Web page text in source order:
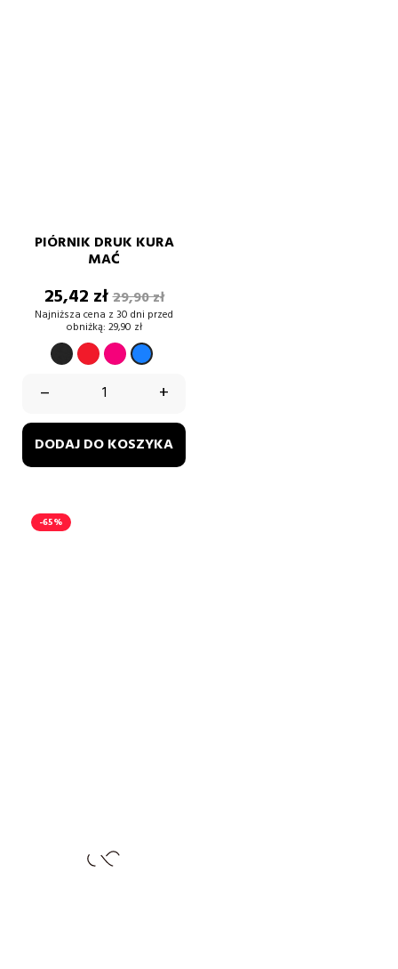
PIÓRNIK DRUK KURA
MAĆ
Cena
25,42 złCena
podstawowa
29,90 zł
Najniższa cena z 30 dni przed
obniżką: 29,90 zł
CZARNYCZERWONY
fuksjaNiebieski
– +
DODAJ DO KOSZYKA
-65%